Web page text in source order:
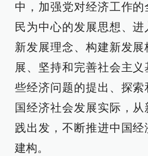
中，加强党对经济工作的
民为中心的发展思想、
新发展理念、构建新发
展、坚持和完善社会主
些经济问题的提出、探
国经济社会发展实际，
践出发，不断推进中国
建构。